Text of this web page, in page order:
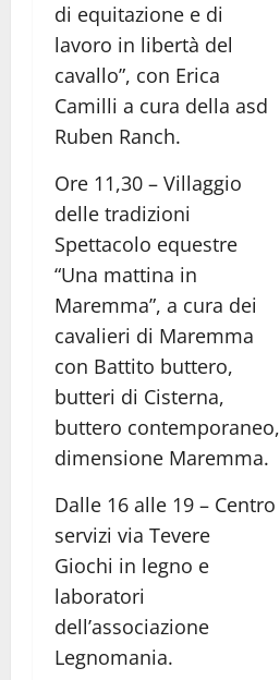
di equitazione e di
lavoro in libertà del
cavallo”, con Erica
Camilli a cura della asd
Ruben Ranch.
Ore 11,30 – Villaggio
delle tradizioni
Spettacolo equestre
“Una mattina in
Maremma”, a cura dei
cavalieri di Maremma
con Battito buttero,
butteri di Cisterna,
buttero contemporaneo,
dimensione Maremma.
Dalle 16 alle 19 – Centro
servizi via Tevere
Giochi in legno e
laboratori
dell’associazione
Legnomania.